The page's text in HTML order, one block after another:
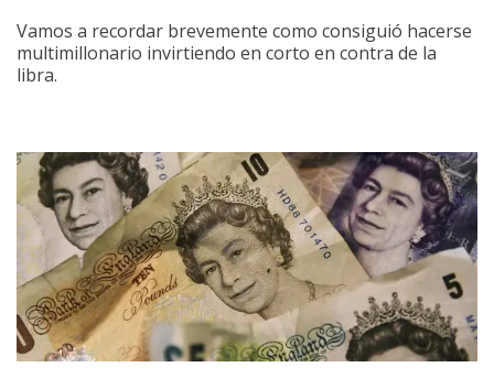
Vamos a recordar brevemente como consiguió hacerse
multimillonario invirtiendo en corto en contra de la
libra.